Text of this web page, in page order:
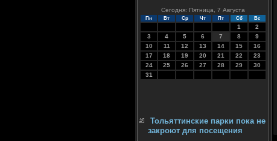
Сегодня: Пятница, 7 Августа
Пн Вт Ср Чт Пт Сб Вс
1
2
3
4 5 6 7 8
9
10
11 12 13 14 15
16
17
18 19 20 21 22
23
24
25 26 27 28 29
30
31
Тольяттинские парки пока не
закроют для посещения